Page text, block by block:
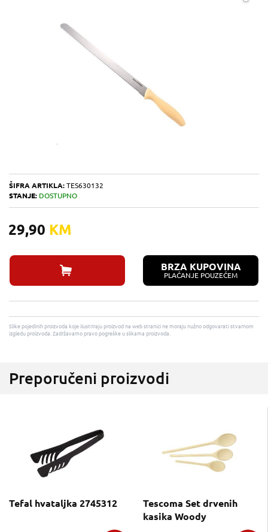
ŠIFRA ARTIKLA: TES630132
STANJE: DOSTUPNO
29,90 KM
BRZA KUPOVINA
PLAĆANJE POUZEĆEM
Slike pojedinih proizvoda koje ilustriraju proizvod na web stranici ne moraju nužno odgovarati stvarnom
izgledu proizvoda. Zadržavamo pravo pogreške u slikama proizvoda.
Preporučeni proizvodi
Tefal hvataljka 2745312
Tescoma Set drvenih
kasika Woody